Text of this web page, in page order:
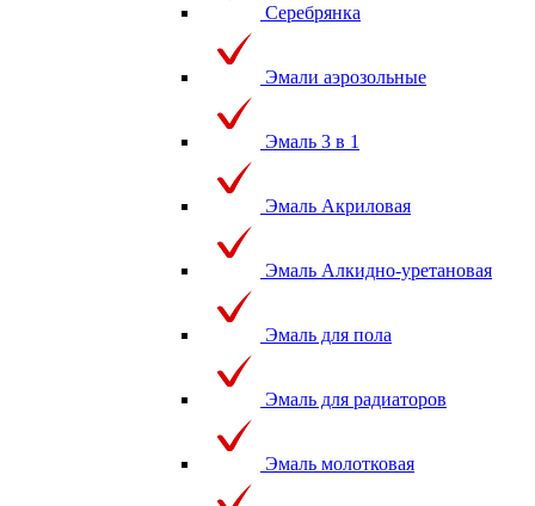
Серебрянка
Эмали аэрозольные
Эмаль 3 в 1
Эмаль Акриловая
Эмаль Алкидно-уретановая
Эмаль для пола
Эмаль для радиаторов
Эмаль молотковая